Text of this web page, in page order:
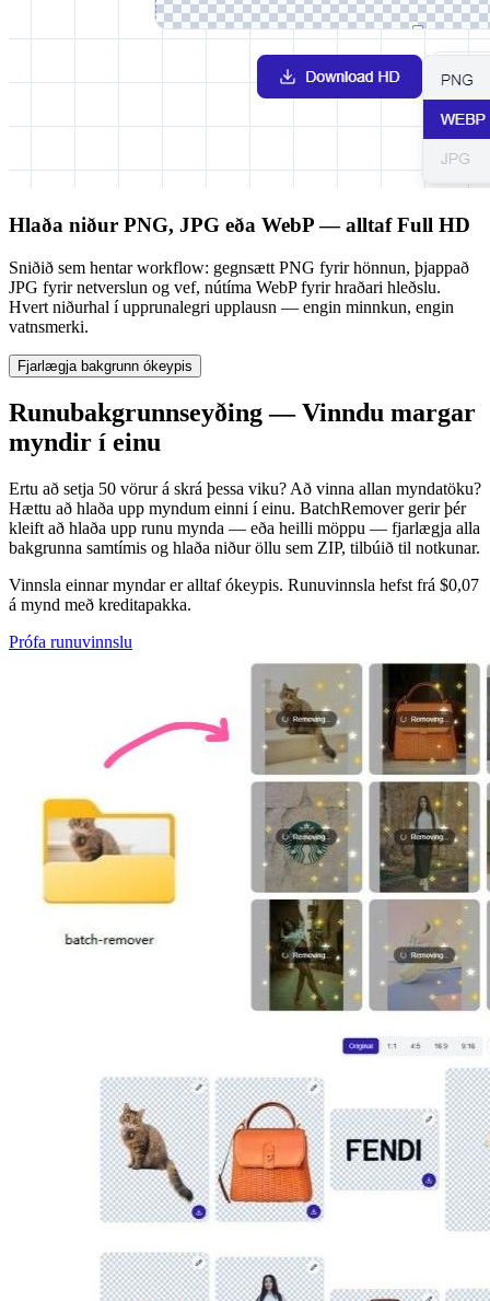
Hlaða niður PNG, JPG eða WebP — alltaf Full HD
Sniðið sem hentar workflow: gegnsætt PNG fyrir hönnun, þjappað
JPG fyrir netverslun og vef, nútíma WebP fyrir hraðari hleðslu.
Hvert niðurhal í upprunalegri upplausn — engin minnkun, engin
vatnsmerki.
Fjarlægja bakgrunn ókeypis
Runubakgrunnseyðing — Vinndu margar
myndir í einu
Ertu að setja 50 vörur á skrá þessa viku? Að vinna allan myndatöku?
Hættu að hlaða upp myndum einni í einu. BatchRemover gerir þér
kleift að hlaða upp runu mynda — eða heilli möppu — fjarlægja alla
bakgrunna samtímis og hlaða niður öllu sem ZIP, tilbúið til notkunar.
Vinnsla einnar myndar er alltaf ókeypis. Runuvinnsla hefst frá $0,07
á mynd með kreditapakka.
Prófa runuvinnslu